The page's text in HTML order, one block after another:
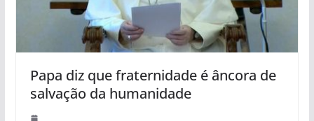
Papa diz que fraternidade é âncora de
salvação da humanidade